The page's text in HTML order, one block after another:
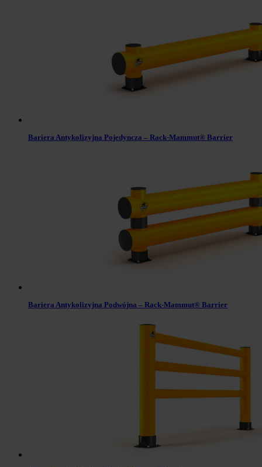
Bariera Antykolizyjna Pojedyncza – Rack-Mammut® Barrier
Bariera Antykolizyjna Podwójna – Rack-Mammut® Barrier